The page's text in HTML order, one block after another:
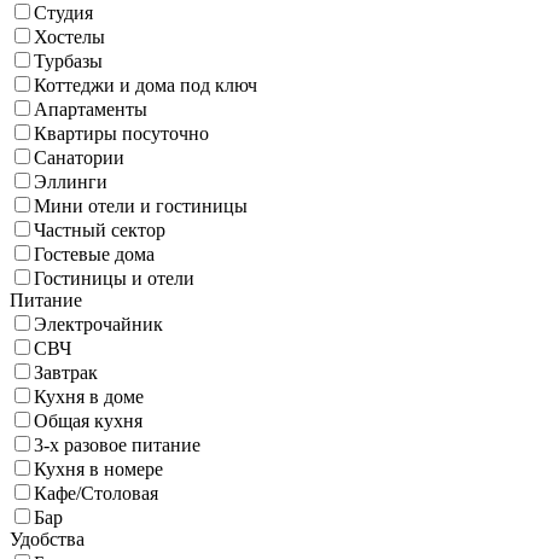
Студия
Хостелы
Турбазы
Коттеджи и дома под ключ
Апартаменты
Квартиры посуточно
Санатории
Эллинги
Мини отели и гостиницы
Частный сектор
Гостевые дома
Гостиницы и отели
Питание
Электрочайник
СВЧ
Завтрак
Кухня в доме
Общая кухня
3-х разовое питание
Кухня в номере
Кафе/Столовая
Бар
Удобства